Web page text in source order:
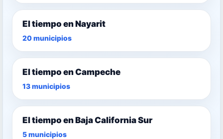
El tiempo en Nayarit
20 municipios
El tiempo en Campeche
13 municipios
El tiempo en Baja California Sur
5 municipios